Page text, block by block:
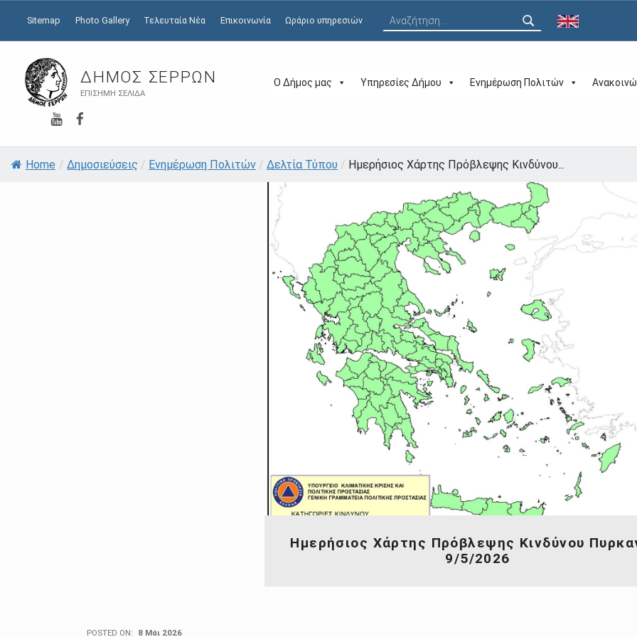
ΔΉΜΟΣ ΣΕΡΡΏΝ
ΕΠΊΣΗΜΗ ΣΕΛΊΔΑ
Ο Δήμος μας Υπηρεσίες Δήμου Ενημέρωση Πολιτών
YouTube
Sitemap Photo Gallery Τελευταία Νέα Επικοινωνία Ωράριο υπηρεσιών
Home / Δημοσιεύσεις / Ενημέρωση Πολιτών / Δελτία Τύπου / Ημερήσιος Χάρτης Πρόβλεψης Κινδύνου...
Ημερήσιος Χάρτης Πρόβλεψης Κινδύνου
9/5/2026
POSTED ON: 8 Μάι 2026